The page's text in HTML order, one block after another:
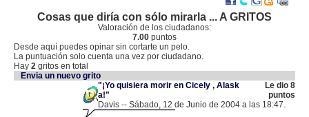
Cosas que diría con sólo mirarla ... A GRITOS
Valoración de los ciudadanos:
7.00 puntos
Desde aquí puedes opinar sin cortarte un pelo.
La puntuación solo cuenta una vez por ciudadano.
Hay 2 gritos en total
Envia un nuevo grito
"¡Yo quisiera morir en Cicely , Alask
a!"
Le dio 8
puntos
Davis -- Sábado, 12 de Junio de 2004 a las 18:47.